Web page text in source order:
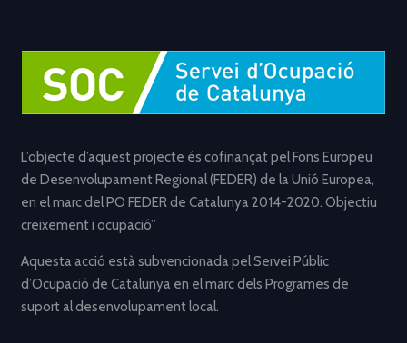
L’objecte d’aquest projecte és cofinançat pel Fons Europeu
de Desenvolupament Regional (FEDER) de la Unió Europea,
en el marc del PO FEDER de Catalunya 2014-2020. Objectiu
creixement i ocupació”
Aquesta acció està subvencionada pel Servei Públic
d’Ocupació de Catalunya en el marc dels Programes de
suport al desenvolupament local.